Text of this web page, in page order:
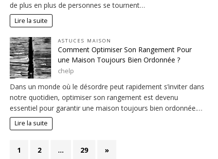
de plus en plus de personnes se tournent…
Lire la suite
ASTUCES MAISON
Comment Optimiser Son Rangement Pour
une Maison Toujours Bien Ordonnée ?
chelp
Dans un monde où le désordre peut rapidement s’inviter dans
notre quotidien, optimiser son rangement est devenu
essentiel pour garantir une maison toujours bien ordonnée.…
Lire la suite
1 2 … 29 »